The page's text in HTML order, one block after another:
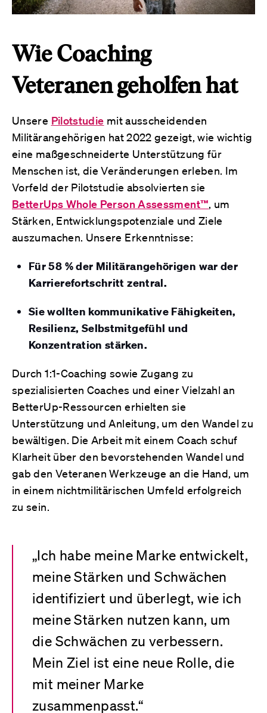
Wie Coaching
Veteranen geholfen hat
Unsere Pilotstudie mit ausscheidenden
Militärangehörigen hat 2022 gezeigt, wie wichtig
eine maßgeschneiderte Unterstützung für
Menschen ist, die Veränderungen erleben. Im
Vorfeld der Pilotstudie absolvierten sie
BetterUps Whole Person Assessment™, um
Stärken, Entwicklungspotenziale und Ziele
auszumachen. Unsere Erkenntnisse:
Für 58 % der Militärangehörigen war der
Karrierefortschritt zentral.
Sie wollten kommunikative Fähigkeiten,
Resilienz, Selbstmitgefühl und
Konzentration stärken.
Durch 1:1-Coaching sowie Zugang zu
spezialisierten Coaches und einer Vielzahl an
BetterUp-Ressourcen erhielten sie
Unterstützung und Anleitung, um den Wandel zu
bewältigen. Die Arbeit mit einem Coach schuf
Klarheit über den bevorstehenden Wandel und
gab den Veteranen Werkzeuge an die Hand, um
in einem nichtmilitärischen Umfeld erfolgreich
zu sein.
„Ich habe meine Marke entwickelt,
meine Stärken und Schwächen
identifiziert und überlegt, wie ich
meine Stärken nutzen kann, um
die Schwächen zu verbessern.
Mein Ziel ist eine neue Rolle, die
mit meiner Marke
zusammenpasst.“